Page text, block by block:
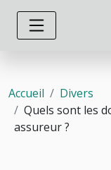
Accueil
Divers
Quels sont les
assureur ?